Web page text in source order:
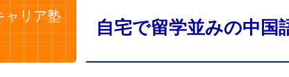
ャリア塾
自宅で留学並みの中国